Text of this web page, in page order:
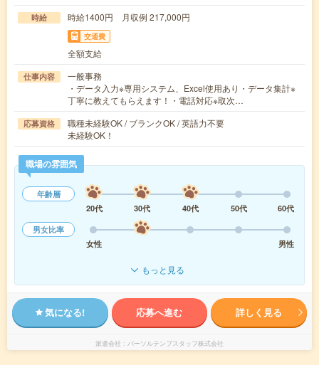
時給 時給1400円 月収例 217,000円
交通費
全額支給
仕事内容
一般事務
・データ入力※専用システム、Excel使用あり・データ集計※
丁寧に教えてもらえます！・電話対応※取次…
応募資格
職種未経験OK / ブランクOK / 英語力不要
未経験OK！
職場の雰囲気
年齢層
20代
30代 40代 50代
60代
男女比率
女性
男性
もっと見る
気になる! 応募へ進む 詳しく見る
派遣会社 パーソルテンプスタッフ株式会社